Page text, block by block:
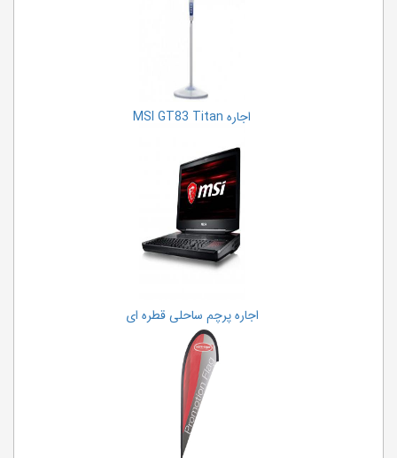
اجاره MSI GT83 Titan
اجاره پرچم ساحلی قطره ای